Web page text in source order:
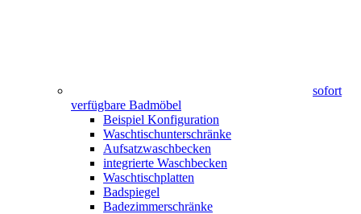
sofort
verfügbare Badmöbel
Beispiel Konfiguration
Waschtischunterschränke
Aufsatzwaschbecken
integrierte Waschbecken
Waschtischplatten
Badspiegel
Badezimmerschränke